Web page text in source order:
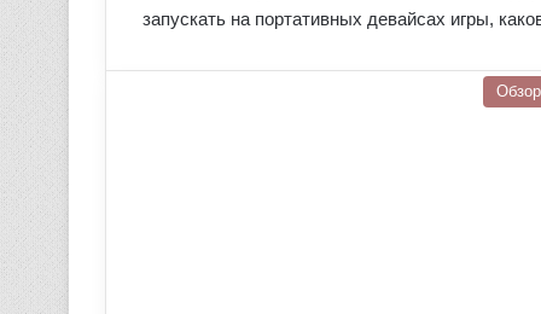
запускать на портативных девайсах игры,